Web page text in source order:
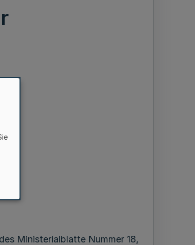
Ministerialblatte Nummer 18,